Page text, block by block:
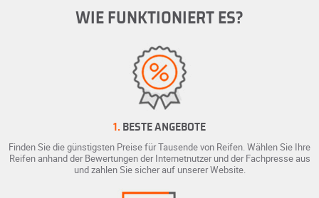
WIE FUNKTIONIERT ES?
1. BESTE ANGEBOTE
Finden Sie die günstigsten Preise für Tausende von Reifen. Wählen Sie Ihre
Reifen anhand der Bewertungen der Internetnutzer und der Fachpresse aus
und zahlen Sie sicher auf unserer Website.